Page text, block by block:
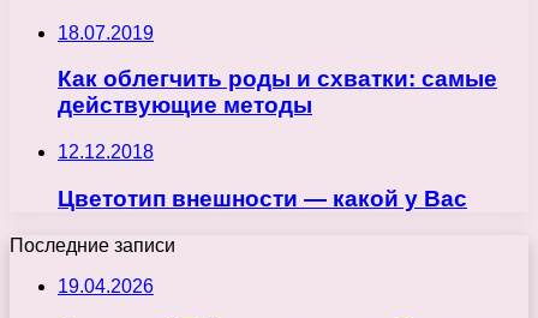
18.07.2019
Как облегчить роды и схватки: самые
действующие методы
12.12.2018
Цветотип внешности — какой у Вас
Последние записи
19.04.2026